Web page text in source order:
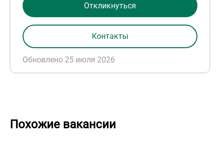
Обновлено 25 июля 2026
Откликнуться
Контакты
Похожие вакансии